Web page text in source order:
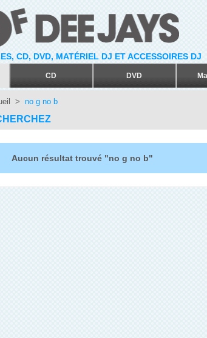
CD, DVD, MATÉRIEL DJ ET ACCESSOIRES DJ
CD DVD
> no g no b
Aucun résultat trouvé "no g no b"